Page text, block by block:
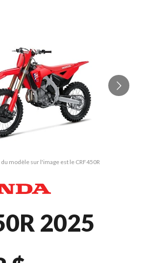
modèle sur l'image est le CRF450R
2025